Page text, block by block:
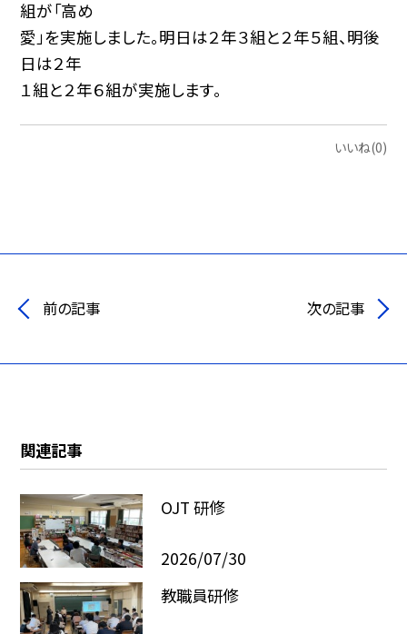
組が「高め
愛」を実施しました。明日は２年３組と２年５組、明後
日は２年
１組と２年６組が実施します。
いいね(0)
前の記事 次の記事
関連記事
OJT 研修
2026/07/30
教職員研修